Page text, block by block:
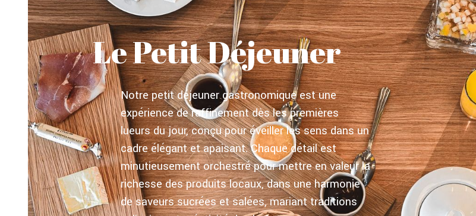
Le Petit Déjeuner
Notre petit déjeuner gastronomique est une
expérience de raffinement dès les premières
lueurs du jour, conçu pour éveiller les sens dans un
cadre élégant et apaisant. Chaque détail est
minutieusement orchestré pour mettre en valeur la
richesse des produits locaux, dans une harmonie
de saveurs sucrées et salées, mariant traditions